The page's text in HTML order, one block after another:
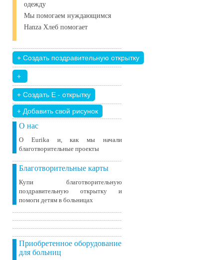
одежду
Мы помогаем нуждающимся
Hanza Хлеб помогает
+ Добавить свой ​​рисунок
О нас
О Eurika и, как мы начали
благотворительные проекты
Благотворительные карты
Купи благотворительную
поздравительную открытку и
помоги детям в больницах
Приобретенное оборудование
для больниц